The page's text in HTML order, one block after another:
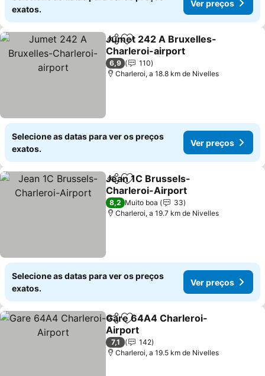
exatos.
Ver preços
PartilharAdicionar aos favoritos
Jumet 242 A Bruxelles-
Charleroi-airport
Ver preços
6,9
110
Charleroi, a 18.8 km de Nivelles
Selecione as datas para ver os preços
exatos.
Ver preços
PartilharAdicionar aos favoritos
Jean 1C Brussels-
Charleroi-Airport
Ver preços
8,2 Muito boa
33
Charleroi, a 19.7 km de Nivelles
Selecione as datas para ver os preços
exatos.
Ver preços
PartilharAdicionar aos favoritos
Gare 64A4 Charleroi-
Airport
Ver preços
7,1
142
Charleroi, a 19.5 km de Nivelles